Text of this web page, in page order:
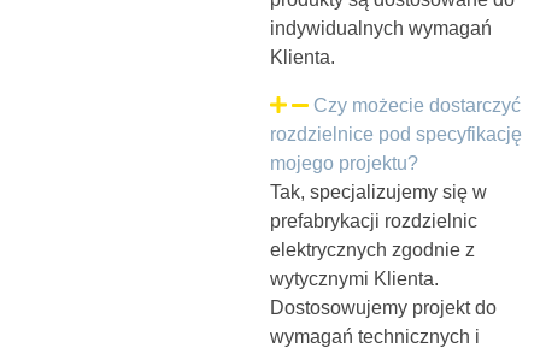
indywidualnych wymagań
Klienta.
Czy możecie dostarczyć
rozdzielnice pod specyfikację
mojego projektu?
Tak, specjalizujemy się w
prefabrykacji rozdzielnic
elektrycznych zgodnie z
wytycznymi Klienta.
Dostosowujemy projekt do
wymagań technicznych i